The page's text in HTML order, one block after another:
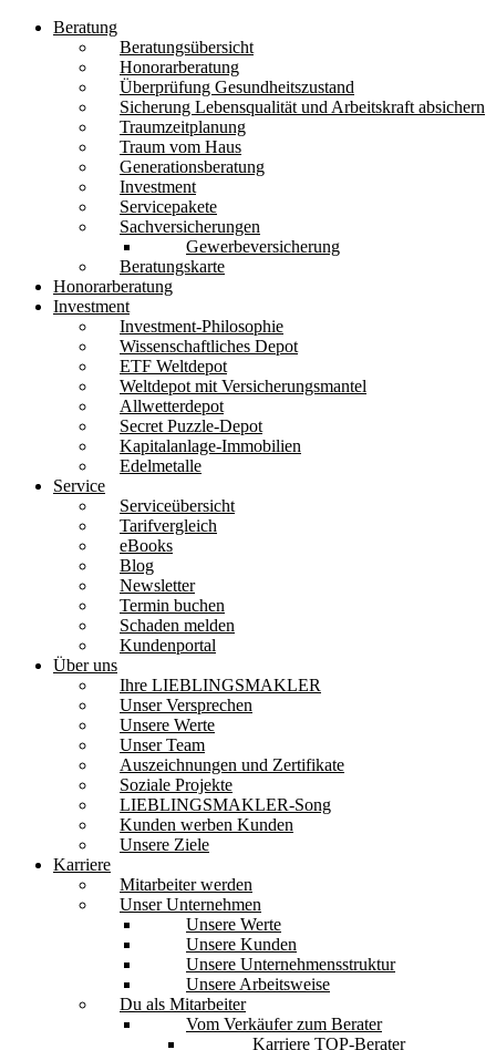
Beratung
Beratungsübersicht
Honorarberatung
Überprüfung Gesundheitszustand
Sicherung Lebensqualität und Arbeitskraft absichern
Traumzeitplanung
Traum vom Haus
Generationsberatung
Investment
Servicepakete
Sachversicherungen
Gewerbeversicherung
Beratungskarte
Honorarberatung
Investment
Investment-Philosophie
Wissenschaftliches Depot
ETF Weltdepot
Weltdepot mit Versicherungsmantel
Allwetterdepot
Secret Puzzle-Depot
Kapitalanlage-Immobilien
Edelmetalle
Service
Serviceübersicht
Tarifvergleich
eBooks
Blog
Newsletter
Termin buchen
Schaden melden
Kundenportal
Über uns
Ihre LIEBLINGSMAKLER
Unser Versprechen
Unsere Werte
Unser Team
Auszeichnungen und Zertifikate
Soziale Projekte
LIEBLINGSMAKLER-Song
Kunden werben Kunden
Unsere Ziele
Karriere
Mitarbeiter werden
Unser Unternehmen
Unsere Werte
Unsere Kunden
Unsere Unternehmensstruktur
Unsere Arbeitsweise
Du als Mitarbeiter
Vom Verkäufer zum Berater
Karriere TOP-Berater